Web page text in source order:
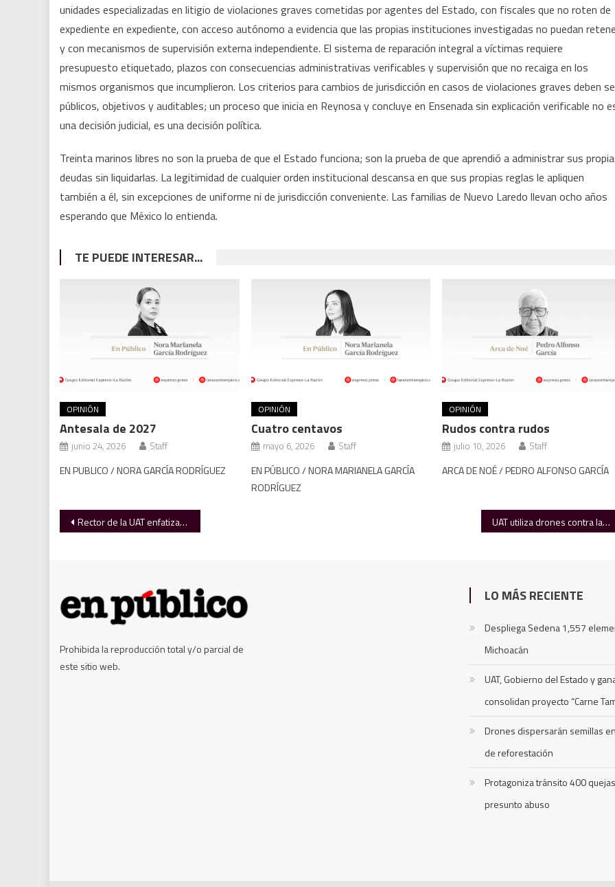
unidades especializadas en litigio de violaciones graves cometidas por agentes del Estado, con fiscales que no roten de
expediente en expediente, con acceso autónomo a evidencia que las propias instituciones investigadas no puedan
y con mecanismos de supervisión externa independiente. El sistema de reparación integral a víctimas requiere
presupuesto etiquetado, plazos con consecuencias administrativas verificables y supervisión que no recaiga en los
mismos organismos que incumplieron. Los criterios para cambios de jurisdicción en casos de violaciones graves deben
públicos, objetivos y auditables; un proceso que inicia en Reynosa y concluye en Ensenada sin explicación verificable no
una decisión judicial, es una decisión política.
Treinta marinos libres no son la prueba de que el Estado funciona; son la prueba de que aprendió a administrar sus
deudas sin liquidarlas. La legitimidad de cualquier orden institucional descansa en que sus propias reglas le apliquen
también a él, sin excepciones de uniforme ni de jurisdicción conveniente. Las familias de Nuevo Laredo llevan ocho años
esperando que México lo entienda.
TE PUEDE INTERESAR...
OPINIÓN
Antesala de 2027
junio 24, 2026 Staff
EN PUBLICO / NORA GARCÍA RODRÍGUEZ
OPINIÓN
Cuatro centavos
mayo 6, 2026 Staff
EN PÚBLICO / NORA MARIANELA GARCÍA
RODRÍGUEZ
OPINIÓN
Rudos contra rudos
julio 10, 2026 Staff
ARCA DE NOÉ / PEDRO ALFONSO GARCÍA
Navegación
Rector de la UAT enfatiza la continuidad de esfuerzos acorde al gobierno federal UAT utiliza drones contra la mosca del gusano barrenador
Prohibida la reproducción total y/o parcial de
este sitio web.
LO MÁS RECIENTE
Despliega Sedena 1,557
Michoacán
UAT, Gobierno del Estado y
consolidan proyecto “Carne
Drones dispersarán semillas
de reforestación
Protagoniza tránsito 400
presunto abuso